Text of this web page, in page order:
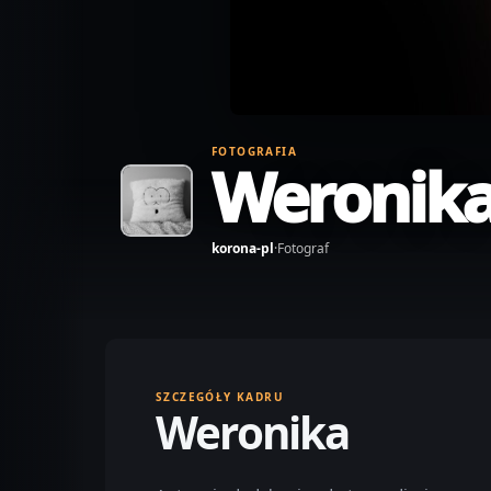
FOTOGRAFIA
korona-pl·Fotograf
SZCZEGÓŁY KADRU
Weronika